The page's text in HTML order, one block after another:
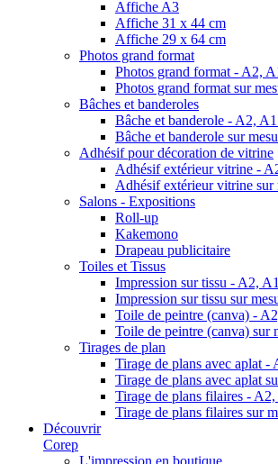
Affiche A3
Affiche 31 x 44 cm
Affiche 29 x 64 cm
Photos grand format
Photos grand format - A2,
Photos grand format sur
Bâches et banderoles
Bâche et banderole - A2,
Bâche et banderole sur
Adhésif pour décoration de vitrine
Adhésif extérieur vitrine -
Adhésif extérieur vitrine sur
Salons - Expositions
Roll-up
Kakemono
Drapeau publicitaire
Toiles et Tissus
Impression sur tissu - A2,
Impression sur tissu sur
Toile de peintre (canva) -
Toile de peintre (canva) sur
Tirages de plan
Tirage de plans avec aplat
Tirage de plans avec aplat
Tirage de plans filaires -
Tirage de plans filaires sur
Découvrir
Corep
L'impression en boutique